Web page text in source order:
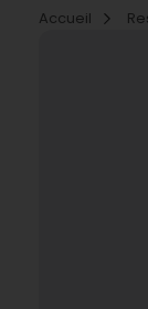
Accueil